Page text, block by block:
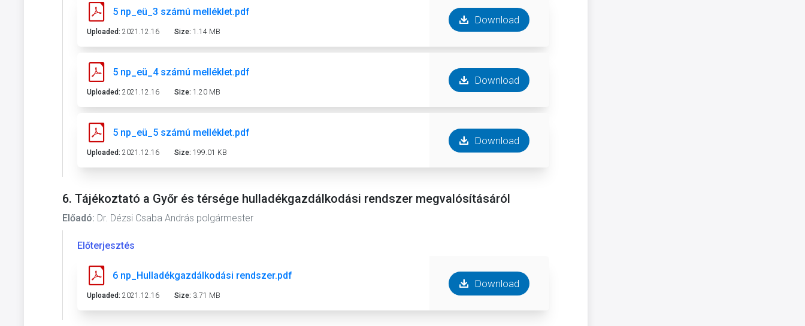
5 np_eü_3 számú melléklet.pdf
Uploaded: 2021.12.16 Size: 1.14 MB
Download
5 np_eü_4 számú melléklet.pdf
Uploaded: 2021.12.16 Size: 1.20 MB
Download
5 np_eü_5 számú melléklet.pdf
Uploaded: 2021.12.16 Size: 199.01 KB
Download
6. Tájékoztató a Győr és térsége hulladékgazdálkodási rendszer megvalósításáról
Előadó: Dr. Dézsi Csaba András polgármester
Előterjesztés
6 np_Hulladékgazdálkodási rendszer.pdf
Uploaded: 2021.12.16 Size: 3.71 MB
Download